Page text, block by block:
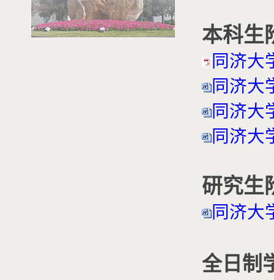
本科生
同济大
同济大
同济大
同济大
研究生
同济大
全日制